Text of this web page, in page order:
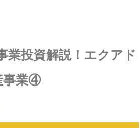
業投資解説！エクアド
事業④